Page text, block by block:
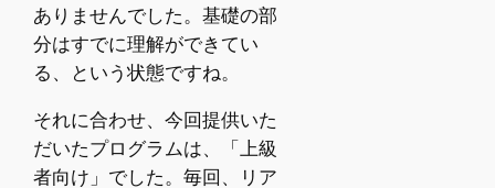
ありませんでした。基礎の部
分はすでに理解ができてい
る、という状態ですね。
それに合わせ、今回提供いた
だいたプログラムは、「上級
者向け」でした。毎回、リア